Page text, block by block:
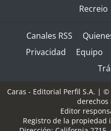
Recreio
Canales RSS
Privacidad
Equipo
Caras - Editorial Perfil S.A. | ©
derechos
Editor
Registro de la propiedad